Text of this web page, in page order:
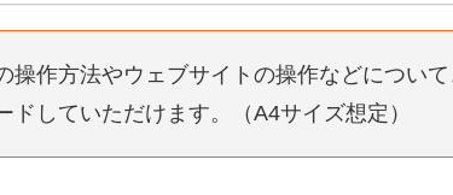
作方法やウェブサイトの操作などについ
ドしていただけます。（A4サイズ想定）